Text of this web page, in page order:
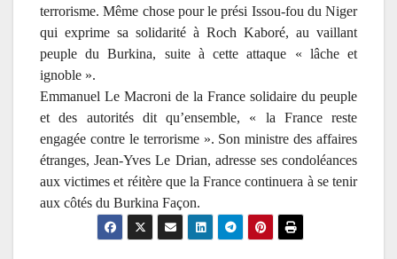
terrorisme. Même chose pour le prési Issou-fou du Niger
qui exprime sa solidarité à Roch Kaboré, au vaillant
peuple du Burkina, suite à cette attaque « lâche et
ignoble ».
Emmanuel Le Macroni de la France solidaire du peuple
et des autorités dit qu’ensemble, « la France reste
engagée contre le terrorisme ». Son ministre des affaires
étranges, Jean-Yves Le Drian, adresse ses condoléances
aux victimes et réitère que la France continuera à se tenir
aux côtés du Burkina Façon.